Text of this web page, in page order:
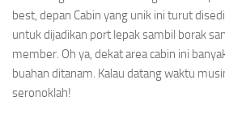
best, depan Cabin yang unik ini turut
untuk dijadikan port lepak sambil borak
member. Oh ya, dekat area cabin ini
buahan ditanam. Kalau datang waktu
seronoklah!